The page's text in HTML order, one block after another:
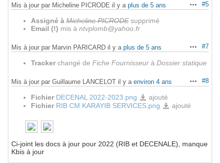
Actions
#5
Mis à jour par Micheline PICRODE il y a plus de 5 ans
Assigné à Micheline PICRODEsupprimé
Email (!) mis à ntvplomb@yahoo.fr
Actions
#7
Mis à jour par Marvin PARICARD il y a plus de 5 ans
Tracker changé de Fiche Fournisseur à Dossier statique
Actions
#8
Mis à jour par Guillaume LANCELOT il y a environ 4 ans
Fichier DECENAL 2022-2023.png
DECENAL
2022-
2023.png
ajouté
Fichier RIB CM KARAYIB SERVICES.png
RIB
CM
ajouté
Ci-joint les docs à jour pour 2022 (RIB et DECENALE), manque
Kbis à jour